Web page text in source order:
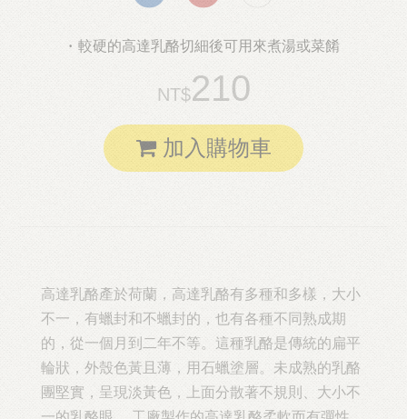
較硬的高達乳酪切細後可用來煮湯或菜餚
210
加入購物車
高達乳酪產於荷蘭，高達乳酪有多種和多樣，大小
不一，有蠟封和不蠟封的，也有各種不同熟成期
的，從一個月到二年不等。這種乳酪是傳統的扁平
輪狀，外殼色黃且薄，用石蠟塗層。未成熟的乳酪
團堅實，呈現淡黃色，上面分散著不規則、大小不